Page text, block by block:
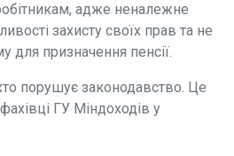
адже неналежне
захисту своїх прав та не
призначення пенсії.
порушує законодавство. Це
ГУ Міндоходів у